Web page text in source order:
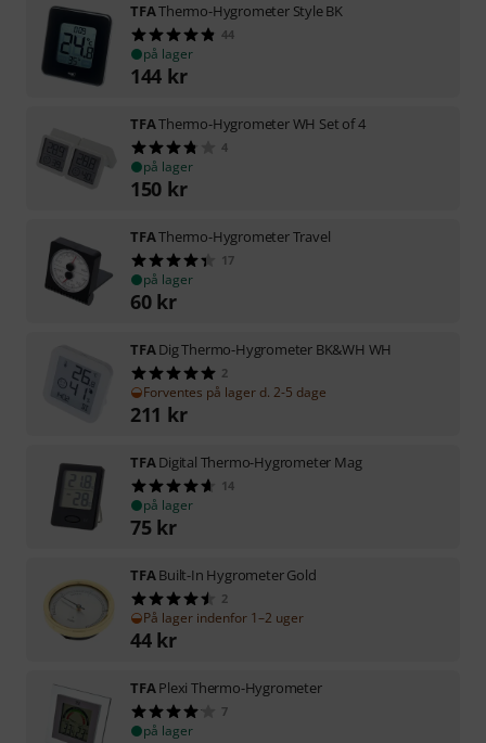
TFAThermo-Hygrometer Style BK
44
på lager
144 kr
TFAThermo-Hygrometer WH Set of 4
4
på lager
150 kr
TFAThermo-Hygrometer Travel
17
på lager
60 kr
TFADig Thermo-Hygrometer BK&WH WH
2
Forventes på lager d. 2-5 dage
211 kr
TFADigital Thermo-Hygrometer Mag
14
på lager
75 kr
TFABuilt-In Hygrometer Gold
2
På lager indenfor 1–2 uger
44 kr
TFAPlexi Thermo-Hygrometer
7
på lager